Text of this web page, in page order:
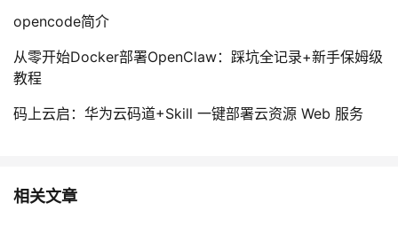
opencode简介
从零开始Docker部署OpenClaw：踩坑全记录+新手保姆级
教程
码上云启：华为云码道+Skill 一键部署云资源 Web 服务
相关文章